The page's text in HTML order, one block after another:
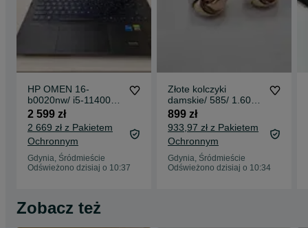
HP OMEN 16-
b0020nw/ i5-11400H/
16GB/ 512GB/ RTX
3050 Ti 4GB/ W11/
Grade A
2 599 zł
2 669 zł z Pakietem
Ochronnym
Gdynia, Śródmieście
Odświeżono dzisiaj o 10:37
Złote kolczyki
damskie/ 585/ 1.60
gram/ nowoczesne/ 3
kolory złota
899 zł
933,97 zł z Pakietem
Ochronnym
Gdynia, Śródmieście
Odświeżono dzisiaj o 10:34
Zobacz też